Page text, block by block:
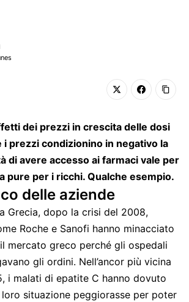
dei prezzi in crescita delle dosi
i prezzi condizionino in negativo la
di avere accesso ai farmaci vale per
pure per i ricchi. Qualche esempio.
delle aziende
Grecia, dopo la crisi del 2008,
Roche e Sanofi hanno minacciato
mercato greco perché gli ospedali
gli ordini. Nell’ancor più vicina
i malati di epatite C hanno dovuto
situazione peggiorasse per poter